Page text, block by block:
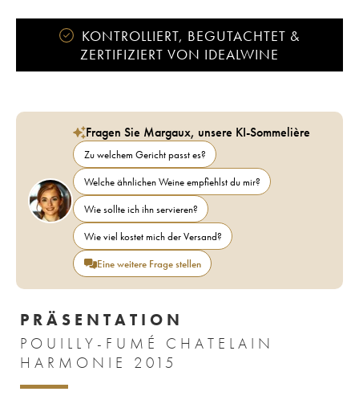
KONTROLLIERT, BEGUTACHTET &
ZERTIFIZIERT VON IDEALWINE
Fragen Sie Margaux, unsere KI-Sommelière
Zu welchem Gericht passt es?
Welche ähnlichen Weine empfiehlst du mir?
Wie sollte ich ihn servieren?
Wie viel kostet mich der Versand?
Eine weitere Frage stellen
PRÄSENTATION
POUILLY-FUMÉ CHATELAIN
HARMONIE 2015